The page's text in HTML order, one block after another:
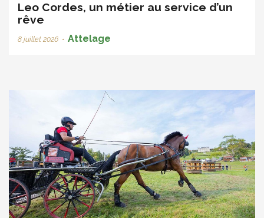
Leo Cordes, un métier au service d’un
rêve
8 juillet 2026 • Attelage